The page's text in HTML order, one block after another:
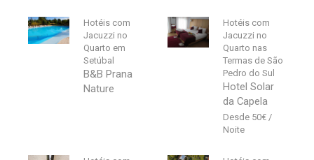
Hotéis com
Jacuzzi no
Quarto em
Setúbal
B&B Prana
Nature
Hotéis com
Jacuzzi no
Quarto nas
Termas de São
Pedro do Sul
Hotel Solar
da Capela
50€